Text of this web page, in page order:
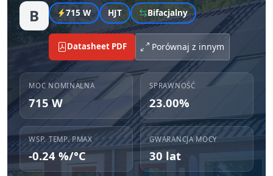
B 715 W HJT Bifacjalny
Datasheet PDF Porównaj z innym
MOC NOMINALNA
715 W
SPRAWNOŚĆ
23.00%
WSP. TEMP. PMAX
-0.24 %/°C
GWARANCJA MOCY
30 lat